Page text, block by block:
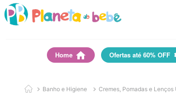
Home Ofertas até 60% OFF
Banho e Higiene Cremes, Pomadas e Lenços